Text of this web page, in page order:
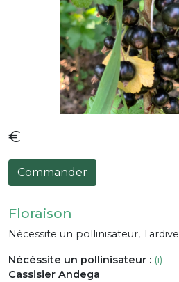
€
Commander
Floraison
Nécessite un pollinisateur, Tardive
Nécéssite un pollinisateur : (i)
Cassisier Andega